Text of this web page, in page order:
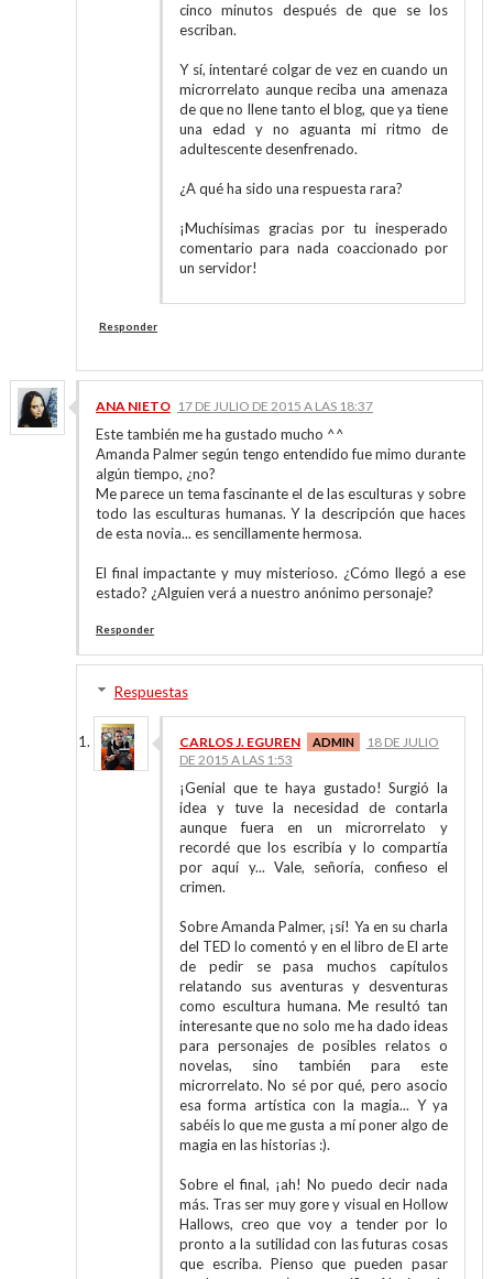
cinco minutos después de que se los
escriban.
Y sí, intentaré colgar de vez en cuando un
microrrelato aunque reciba una amenaza
de que no llene tanto el blog, que ya tiene
una edad y no aguanta mi ritmo de
adultescente desenfrenado.
¿A qué ha sido una respuesta rara?
¡Muchísimas gracias por tu inesperado
comentario para nada coaccionado por
un servidor!
Responder
ANA NIETO 17 DE JULIO DE 2015 A LAS 18:37
Este también me ha gustado mucho ^^
Amanda Palmer según tengo entendido fue mimo durante
algún tiempo, ¿no?
Me parece un tema fascinante el de las esculturas y sobre
todo las esculturas humanas. Y la descripción que haces
de esta novia... es sencillamente hermosa.
El final impactante y muy misterioso. ¿Cómo llegó a ese
estado? ¿Alguien verá a nuestro anónimo personaje?
Responder
Respuestas
CARLOS J. EGUREN
18 DE JULIO
DE 2015 A LAS 1:53
¡Genial que te haya gustado! Surgió la
idea y tuve la necesidad de contarla
aunque fuera en un microrrelato y
recordé que los escribía y lo compartía
por aquí y... Vale, señoría, confieso el
crimen.
Sobre Amanda Palmer, ¡sí! Ya en su charla
del TED lo comentó y en el libro de El arte
de pedir se pasa muchos capítulos
relatando sus aventuras y desventuras
como escultura humana. Me resultó tan
interesante que no solo me ha dado ideas
para personajes de posibles relatos o
novelas, sino también para este
microrrelato. No sé por qué, pero asocio
esa forma artística con la magia... Y ya
sabéis lo que me gusta a mí poner algo de
magia en las historias :).
Sobre el final, ¡ah! No puedo decir nada
más. Tras ser muy gore y visual en Hollow
Hallows, creo que voy a tender por lo
pronto a la sutilidad con las futuras cosas
que escriba. Pienso que pueden pasar